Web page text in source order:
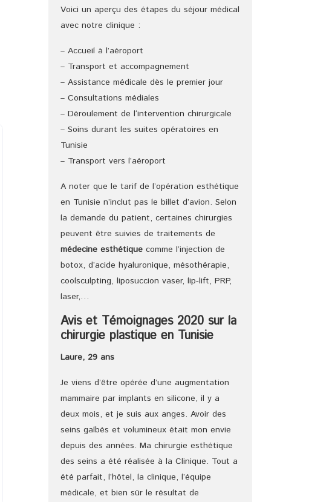
Voici un aperçu des étapes du séjour médical
avec notre clinique :
– Accueil à l’aéroport
– Transport et accompagnement
– Assistance médicale dès le premier jour
– Consultations médiales
– Déroulement de l‘intervention chirurgicale
– Soins durant les suites opératoires en
Tunisie
– Transport vers l’aéroport
A noter que le tarif de l’opération esthétique
en Tunisie n’inclut pas le billet d’avion. Selon
la demande du patient, certaines chirurgies
peuvent être suivies de traitements de
médecine esthétique comme l’injection de
botox, d’acide hyaluronique, mésothérapie,
coolsculpting, liposuccion vaser, lip-lift, PRP,
laser,…
Avis et Témoignages 2020 sur la
chirurgie plastique en Tunisie
Laure, 29 ans
Je viens d’être opérée d’une augmentation
mammaire par implants en silicone, il y a
deux mois, et je suis aux anges. Avoir des
seins galbés et volumineux était mon envie
depuis des années. Ma chirurgie esthétique
des seins a été réalisée à la Clinique. Tout a
été parfait, l’hôtel, la clinique, l’équipe
médicale, et bien sûr le résultat de